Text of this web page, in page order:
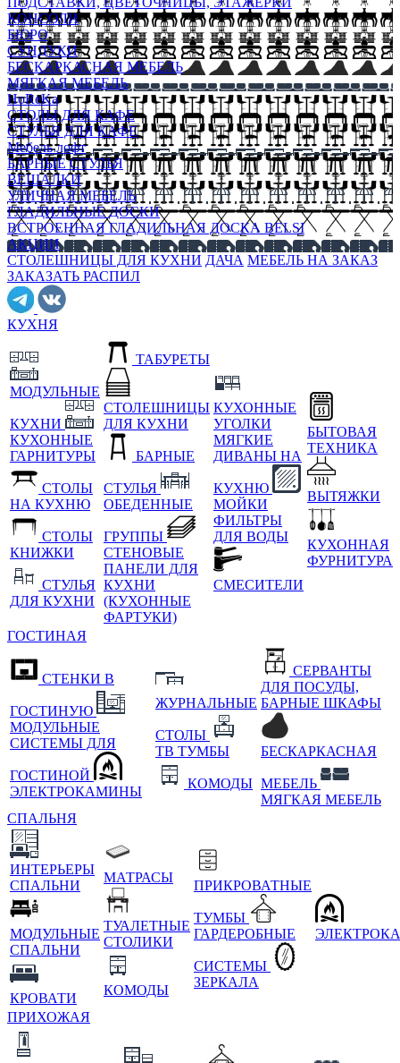
КОНСОЛИ
БЮРО
СУНДУКИ
БЕСКАРКАСНАЯ МЕБЕЛЬ
МЯГКАЯ МЕБЕЛЬ
HoReKa
СТОЛЫ ДЛЯ КАФЕ
СТУЛЬЯ ДЛЯ КАФЕ
Мебель лофт
БАРНЫЕ СТУЛЬЯ
ВЕШАЛКИ
УЛИЧНАЯ МЕБЕЛЬ
ГЛАДИЛЬНЫЕ ДОСКИ
ВСТРОЕННАЯ ГЛАДИЛЬНАЯ ДОСКА BELSI
АКЦИИ
СТОЛЕШНИЦЫ ДЛЯ КУХНИ ДАЧА МЕБЕЛЬ НА ЗАКАЗ
ЗАКАЗАТЬ РАСПИЛ
КУХНЯ
МОДУЛЬНЫЕ
КУХНИ
КУХОННЫЕ
ГАРНИТУРЫ
СТОЛЫ
НА КУХНЮ
СТОЛЫ
КНИЖКИ
СТУЛЬЯ
ДЛЯ КУХНИ
ТАБУРЕТЫ
СТОЛЕШНИЦЫ
ДЛЯ КУХНИ
БАРНЫЕ
СТУЛЬЯ
ОБЕДЕННЫЕ
ГРУППЫ
СТЕНОВЫЕ
ПАНЕЛИ ДЛЯ
КУХНИ
(КУХОННЫЕ
ФАРТУКИ)
КУХОННЫЕ
УГОЛКИ
МЯГКИЕ
ДИВАНЫ НА
КУХНЮ
МОЙКИ
ФИЛЬТРЫ
ДЛЯ ВОДЫ
СМЕСИТЕЛИ
БЫТОВАЯ
ТЕХНИКА
ВЫТЯЖКИ
КУХОННАЯ
ФУРНИТУРА
ГОСТИНАЯ
СТЕНКИ В
ГОСТИНУЮ
МОДУЛЬНЫЕ
СИСТЕМЫ ДЛЯ
ГОСТИНОЙ
ЭЛЕКТРОКАМИНЫ
ЖУРНАЛЬНЫЕ
СТОЛЫ
ТВ ТУМБЫ
КОМОДЫ
СЕРВАНТЫ
ДЛЯ ПОСУДЫ,
БАРНЫЕ ШКАФЫ
БЕСКАРКАСНАЯ
МЕБЕЛЬ
МЯГКАЯ МЕБЕЛЬ
СПАЛЬНЯ
ИНТЕРЬЕРЫ
СПАЛЬНИ
МОДУЛЬНЫЕ
СПАЛЬНИ
КРОВАТИ
МАТРАСЫ
ТУАЛЕТНЫЕ
СТОЛИКИ
КОМОДЫ
ПРИКРОВАТНЫЕ
ТУМБЫ
ГАРДЕРОБНЫЕ
СИСТЕМЫ
ЗЕРКАЛА
ПРИХОЖАЯ